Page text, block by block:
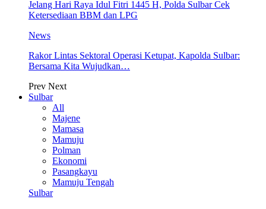
Jelang Hari Raya Idul Fitri 1445 H, Polda Sulbar Cek
Ketersediaan BBM dan LPG
News
Rakor Lintas Sektoral Operasi Ketupat, Kapolda Sulbar:
Bersama Kita Wujudkan…
Prev Next
Sulbar
All
Majene
Mamasa
Mamuju
Polman
Ekonomi
Pasangkayu
Mamuju Tengah
Sulbar